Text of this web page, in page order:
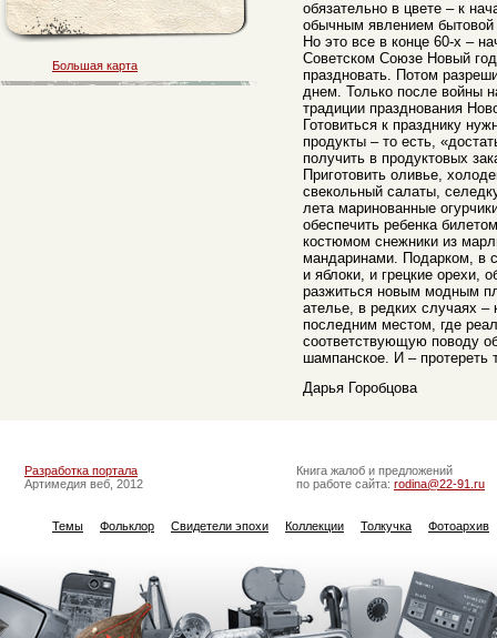
обязательно в цвете – к
обычным явлением бытовой
Но это все в конце 60-х –
Советском Союзе Новый
праздновать. Потом
днем. Только после войны
традиции празднования
Готовиться к празднику
продукты – то есть,
получить в продуктовых
Приготовить оливье,
свекольный салаты,
лета маринованные
обеспечить ребенка
костюмом снежники из
мандаринами. Подарком, в
и яблоки, и грецкие орехи,
разжиться новым модным
ателье, в редких случаях
последним местом, где
соответствующую поводу
шампанское. И – протереть
Дарья Горобцова
Большая карта
Разработка портала
Артимедия веб, 2012
Книга жалоб и предложений
по работе сайта: rodina@22-91.ru
Темы Фольклор Свидетели эпохи Коллекции Толкучка Фотоархив